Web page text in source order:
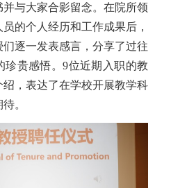
并与大家合影留念。在院所领
的个人经历和工作成果后，
逐一发表感言，分享了过往
珍贵感悟。9位近期入职的教
，表达了在学校开展教学科
。